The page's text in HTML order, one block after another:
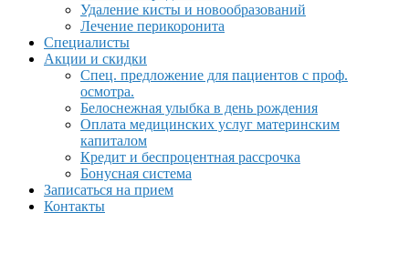
Удаление кисты и новообразований
Лечение перикоронита
Специалисты
Акции и скидки
Спец. предложение для пациентов с проф.
осмотра.
Белоснежная улыбка в день рождения
Оплата медицинских услуг материнским
капиталом
Кредит и беспроцентная рассрочка
Бонусная система
Записаться на прием
Контакты